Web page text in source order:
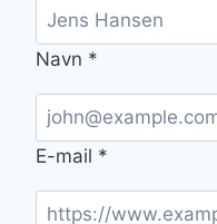
Navn *
E-mail *